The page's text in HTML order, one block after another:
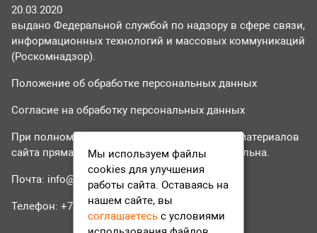
20.03.2020
выдано Федеральной службой по надзору в сфере связи,
информационных технологий и массовых коммуникаций
(Роскомнадзор).
Положение об обработке персональных данных
Согласие на обработку персональных данных
При полном или частичном использовании материалов
сайта прямая гиперссылка на tvr24.tv обязательна.
Почта: info@tvr24.tv
Телефон: +7 (496) 551-04-95
Мы используем файлы
cookies для улучшения
работы сайта. Оставаясь на
нашем сайте, вы
соглашаетесь с условиями